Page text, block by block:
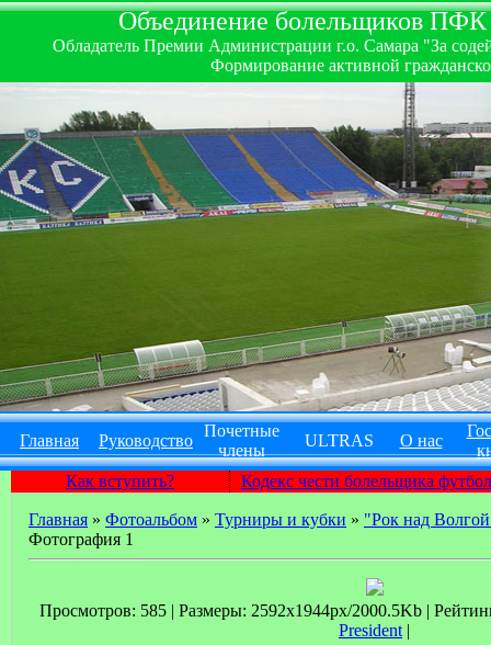
Объединение болельщиков
Обладатель Премии Администрации г.о. Самара "За
Формирование активной
Главная Руководство
Почетные
члены
ULTRAS О нас
Как вступить?
Кодекс чести болельщика
Главная » Фотоальбом » Турниры и кубки » "Рок над
Фотография 1
Просмотров: 585 | Размеры: 2592x1944px/2000.5Kb |
President |